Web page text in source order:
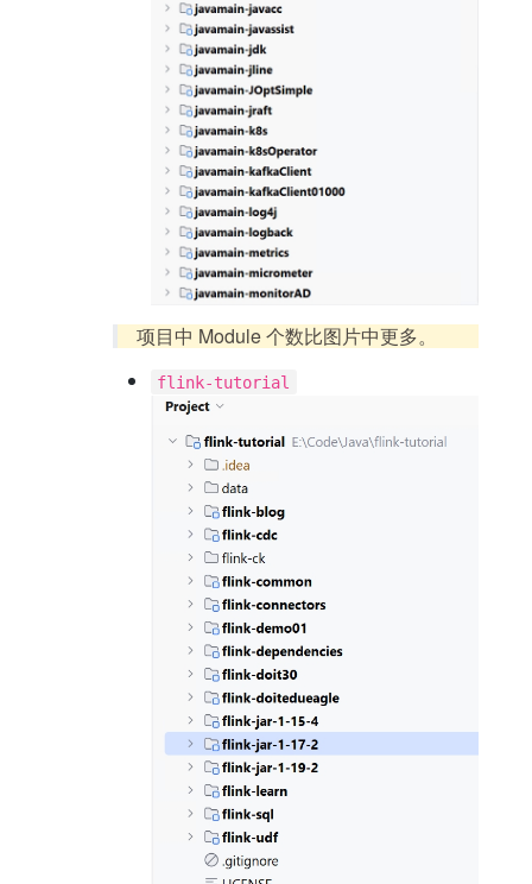
项目中 Module 个数比图片中更多。
flink-tutorial